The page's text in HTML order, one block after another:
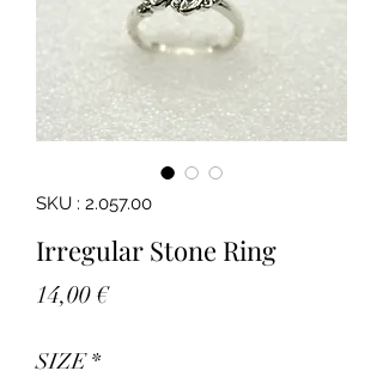
SKU : 2.057.00
Irregular Stone Ring
14,00 €Prix
SIZE *